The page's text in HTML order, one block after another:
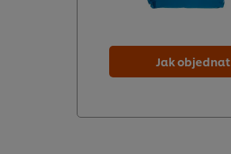
Jak objednat